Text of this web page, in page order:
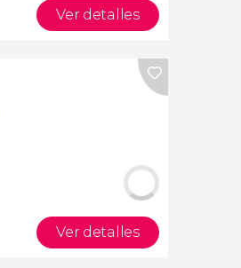
Ver detalles
Ver detalles